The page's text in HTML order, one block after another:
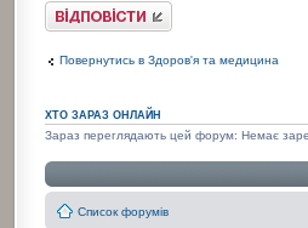
Відповісти
Повернутись в Здоров'я та медицина
ХТО ЗАРАЗ ОНЛАЙН
Зараз переглядають цей форум: Немає
Список форумів